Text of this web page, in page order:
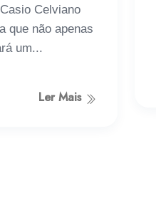
Celviano
que não apenas
um...
Ler Mais